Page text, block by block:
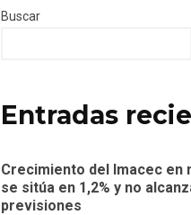
Buscar
Entradas
Crecimiento del Imacec en
se sitúa en 1,2% y no
previsiones